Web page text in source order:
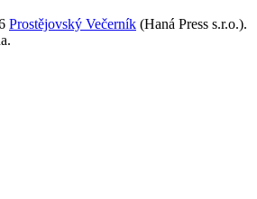
Prostějovský Večerník (Haná Press s.r.o.).